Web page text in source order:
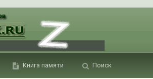
Книга памяти Поиск